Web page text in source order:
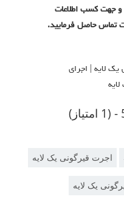
و جهت کسب اطلاعات
تماس حاصل فرمایید.
یک لایه | اجرای
اجرت قیرگونی یک لایه
یک لایه